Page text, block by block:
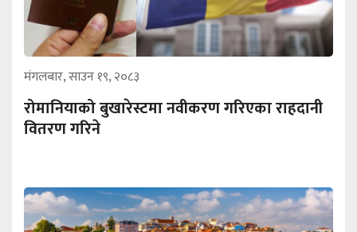
मंगलबार, साउन १९, २०८३
रोमानियाको बुखारेस्टमा नवीकरण गरिएका राहदानी
वितरण गरिने